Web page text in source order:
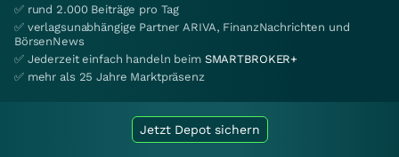
✅ rund 2.000 Beiträge pro Tag
✅ verlagsunabhängige Partner ARIVA, FinanzNachrichten und
BörsenNews
✅ Jederzeit einfach handeln beim SMARTBROKER+
✅ mehr als 25 Jahre Marktpräsenz
Jetzt Depot sichern